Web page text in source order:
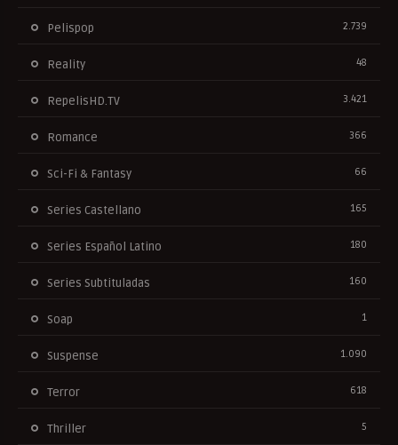
Pelispop 2.739
Reality 48
RepelisHD.TV 3.421
Romance 366
Sci-Fi & Fantasy 66
Series Castellano 165
Series Español Latino 180
Series Subtituladas 160
Soap 1
Suspense 1.090
Terror 618
Thriller 5